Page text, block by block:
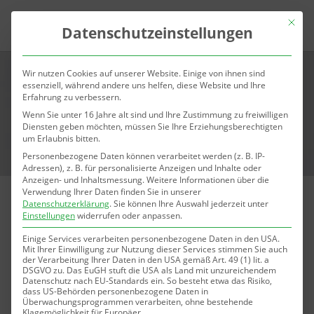
Laserbehandlung von Venen im Augenbereich (Adern
unter den Augen)
R Sichere und schonende Behandlung ohne Schnitte
R Kosmetisch störende blaue Adern entfernen lassen
R
Behandlung periorbitaler Venen mit dem Nd:YAG-
Mit
Datenschutzeinstellungen
Wir nutzen Cookies auf unserer Website. Einige von ihnen sind
essenziell, während andere uns helfen, diese Website und Ihre
Erfahrung zu verbessern.
Wenn Sie unter 16 Jahre alt sind und Ihre Zustimmung zu freiwilligen
Diensten geben möchten, müssen Sie Ihre Erziehungsberechtigten
um Erlaubnis bitten.
Personenbezogene Daten können verarbeitet werden (z. B. IP-
Adressen), z. B. für personalisierte Anzeigen und Inhalte oder
Anzeigen- und Inhaltsmessung.Weitere Informationen über die
Verwendung Ihrer Daten finden Sie in unserer
Datenschutzerklärung.Sie können Ihre Auswahl jederzeit unter
Einstellungenwiderrufen oder anpassen.
Einige Services verarbeiten personenbezogene Daten in den USA.
Mit Ihrer Einwilligung zur Nutzung dieser Services stimmen Sie auch
der Verarbeitung Ihrer Daten in den USA gemäß Art. 49 (1) lit. a
DSGVO zu. Das EuGH stuft die USA als Land mit unzureichendem
Datenschutz nach EU-Standards ein. So besteht etwa das Risiko,
dass US-Behörden personenbezogene Daten in
Überwachungsprogrammen verarbeiten, ohne bestehende